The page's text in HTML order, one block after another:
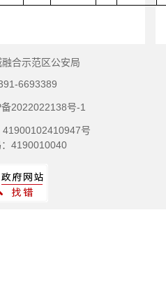
合示范区公安局
6693389
2022022138号-1
41900102410947号
：4190010040